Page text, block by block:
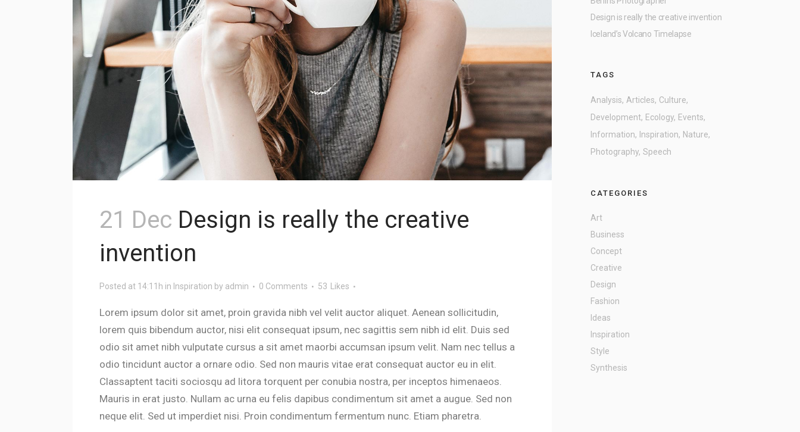
21 Dec Design is really the creative
invention
Posted at 14:11h in Inspiration by admin 0 Comments 53 Likes
Lorem ipsum dolor sit amet, proin gravida nibh vel velit auctor aliquet. Aenean sollicitudin,
lorem quis bibendum auctor, nisi elit consequat ipsum, nec sagittis sem nibh id elit. Duis sed
odio sit amet nibh vulputate cursus a sit amet maorbi accumsan ipsum velit. Nam nec tellus a
odio tincidunt auctor a ornare odio. Sed non mauris vitae erat consequat auctor eu in elit.
Classaptent taciti sociosqu ad litora torquent per conubia nostra, per inceptos himenaeos.
Mauris in erat justo. Nullam ac urna eu felis dapibus condimentum sit amet a augue. Sed non
neque elit. Sed ut imperdiet nisi. Proin condimentum fermentum nunc. Etiam pharetra.
Design is really the creative invention
Iceland’s Volcano Timelapse
TAGS
Analysis Articles Culture
Development Ecology Events
Information
Inspiration
Nature
Photography Speech
CATEGORIES
Art
Business
Concept
Creative
Design
Fashion
Ideas
Inspiration
Style
Synthesis